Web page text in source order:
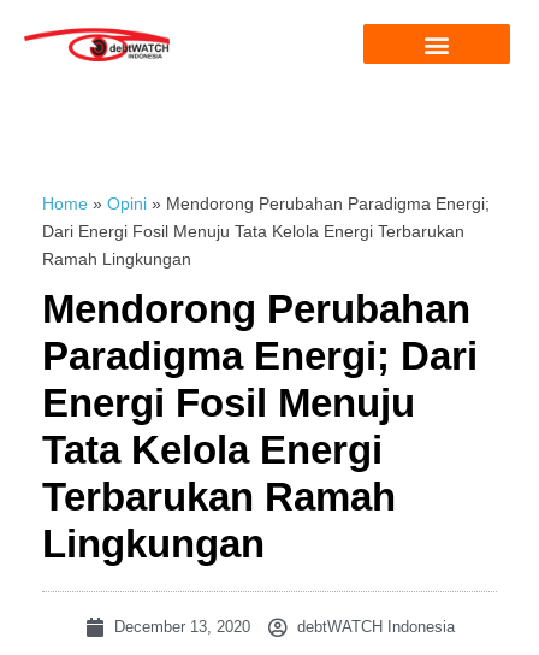
Home » Opini » Mendorong Perubahan Paradigma Energi;
Dari Energi Fosil Menuju Tata Kelola Energi Terbarukan
Ramah Lingkungan
Mendorong Perubahan
Paradigma Energi; Dari
Energi Fosil Menuju
Tata Kelola Energi
Terbarukan Ramah
Lingkungan
December 13, 2020 debtWATCH Indonesia